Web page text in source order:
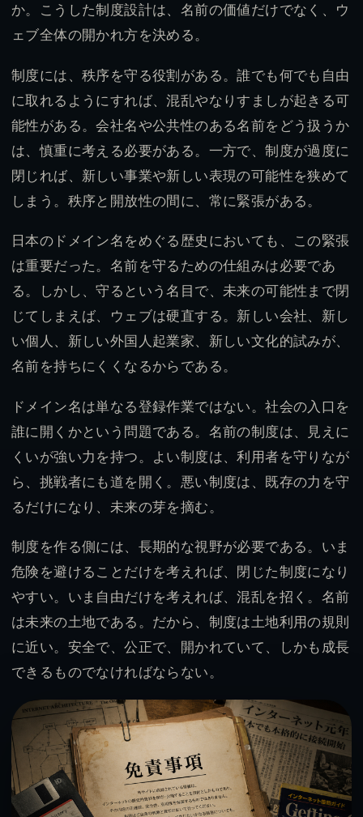
か。こうした制度設計は、名前の価値だけでなく、ウ
ェブ全体の開かれ方を決める。
制度には、秩序を守る役割がある。誰でも何でも自由
に取れるようにすれば、混乱やなりすましが起きる可
能性がある。会社名や公共性のある名前をどう扱うか
は、慎重に考える必要がある。一方で、制度が過度に
閉じれば、新しい事業や新しい表現の可能性を狭めて
しまう。秩序と開放性の間に、常に緊張がある。
日本のドメイン名をめぐる歴史においても、この緊張
は重要だった。名前を守るための仕組みは必要であ
る。しかし、守るという名目で、未来の可能性まで閉
じてしまえば、ウェブは硬直する。新しい会社、新し
い個人、新しい外国人起業家、新しい文化的試みが、
名前を持ちにくくなるからである。
ドメイン名は単なる登録作業ではない。社会の入口を
誰に開くかという問題である。名前の制度は、見えに
くいが強い力を持つ。よい制度は、利用者を守りなが
ら、挑戦者にも道を開く。悪い制度は、既存の力を守
るだけになり、未来の芽を摘む。
制度を作る側には、長期的な視野が必要である。いま
危険を避けることだけを考えれば、閉じた制度になり
やすい。いま自由だけを考えれば、混乱を招く。名前
は未来の土地である。だから、制度は土地利用の規則
に近い。安全で、公正で、開かれていて、しかも成長
できるものでなければならない。